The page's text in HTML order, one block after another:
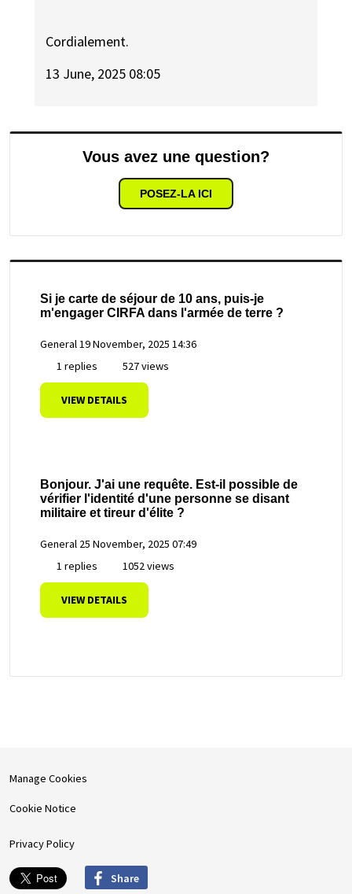
Cordialement.
13 June, 2025 08:05
Vous avez une question?
POSEZ-LA ICI
Si je carte de séjour de 10 ans, puis-je
m'engager CIRFA dans l'armée de terre ?
General19 November, 2025 14:36
1 replies
527 views
VIEW DETAILS
Bonjour. J'ai une requête. Est-il possible de
vérifier l'identité d'une personne se disant
militaire et tireur d'élite ?
General 25 November, 2025 07:49
1 replies
1052 views
VIEW DETAILS
Manage Cookies
Cookie Notice
Privacy Policy
Share